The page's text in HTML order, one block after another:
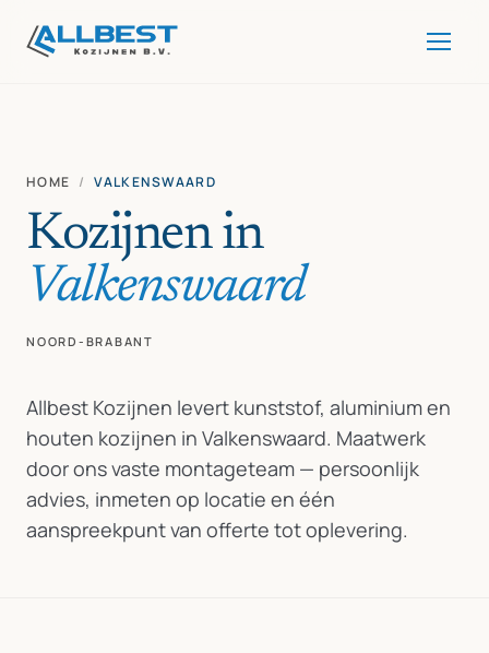
HOME / VALKENSWAARD
Kozijnen in
Valkenswaard
NOORD-BRABANT
Allbest Kozijnen levert kunststof, aluminium en
houten kozijnen in Valkenswaard. Maatwerk
door ons vaste montageteam — persoonlijk
advies, inmeten op locatie en één
aanspreekpunt van offerte tot oplevering.